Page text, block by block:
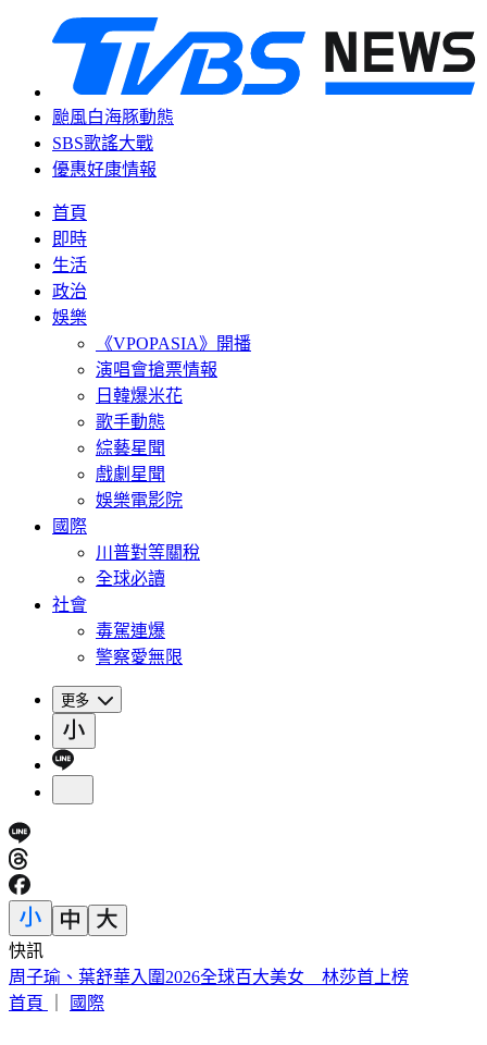
颱風白海豚動態
SBS歌謠大戰
優惠好康情報
首頁
即時
生活
政治
娛樂
《VPOPASIA》開播
演唱會搶票情報
日韓爆米花
歌手動態
綜藝星聞
戲劇星聞
娛樂電影院
國際
川普對等關稅
全球必讀
社會
毒駕連爆
警察愛無限
更多
快訊
桃園龍潭出現鴕鳥逛大街 汽車高速撞上引擎蓋凹了
首頁
國際